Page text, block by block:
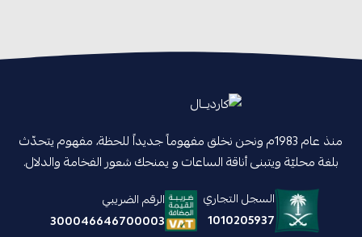
منذ عام 1983م ونحن نخلق مفهوماً جديداً للحظة، مفهوم يتحدّث
بلغة محليّة ويتبنى أناقة الساعات و يمنحك شعور الفخامة والدلال.
السجل التجاري
1010205937
الرقم الضريبي
300046646700003